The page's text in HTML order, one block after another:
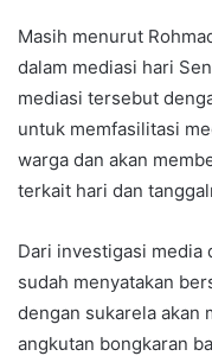
Masih menurut
dalam mediasi hari
mediasi tersebut
untuk memfasilitasi
warga dan akan
terkait hari dan
Dari investigasi media
sudah menyatakan
dengan sukarela akan
angkutan bongkaran